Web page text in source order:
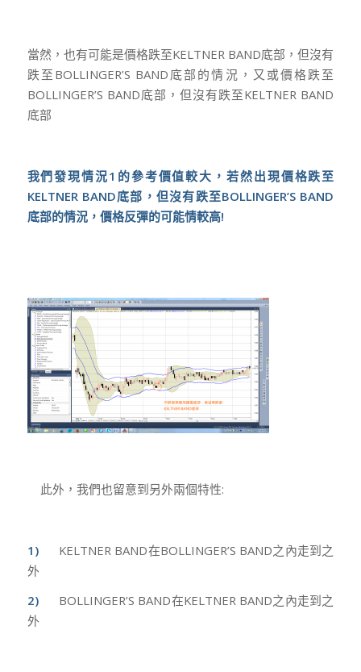
當然，也有可能是價格跌至KELTNER BAND底部，但沒有
跌至BOLLINGER’S BAND底部的情況，又或價格跌至
BOLLINGER’S BAND底部，但沒有跌至KELTNER BAND
底部
我們發現情況1 的參考價值較大，若然出現價格跌至
KELTNER BAND底部，但沒有跌至BOLLINGER’S BAND
底部的情況，價格反彈的可能情較高!
此外，我們也留意到另外兩個特性:
1) KELTNER BAND在BOLLINGER’S BAND之內走到之
外
2) BOLLINGER’S BAND在KELTNER BAND之內走到之
外